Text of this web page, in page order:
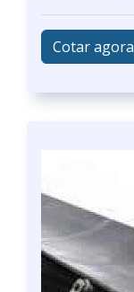
Cotar agora